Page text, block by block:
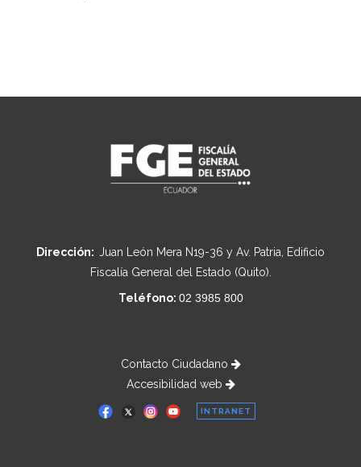
Dirección: Juan León Mera N19-36 y Av. Patria, Edificio
Fiscalía General del Estado (Quito).
Teléfono: 02 3985 800
Contacto Ciudadano
Accesibilidad web
INTRANET